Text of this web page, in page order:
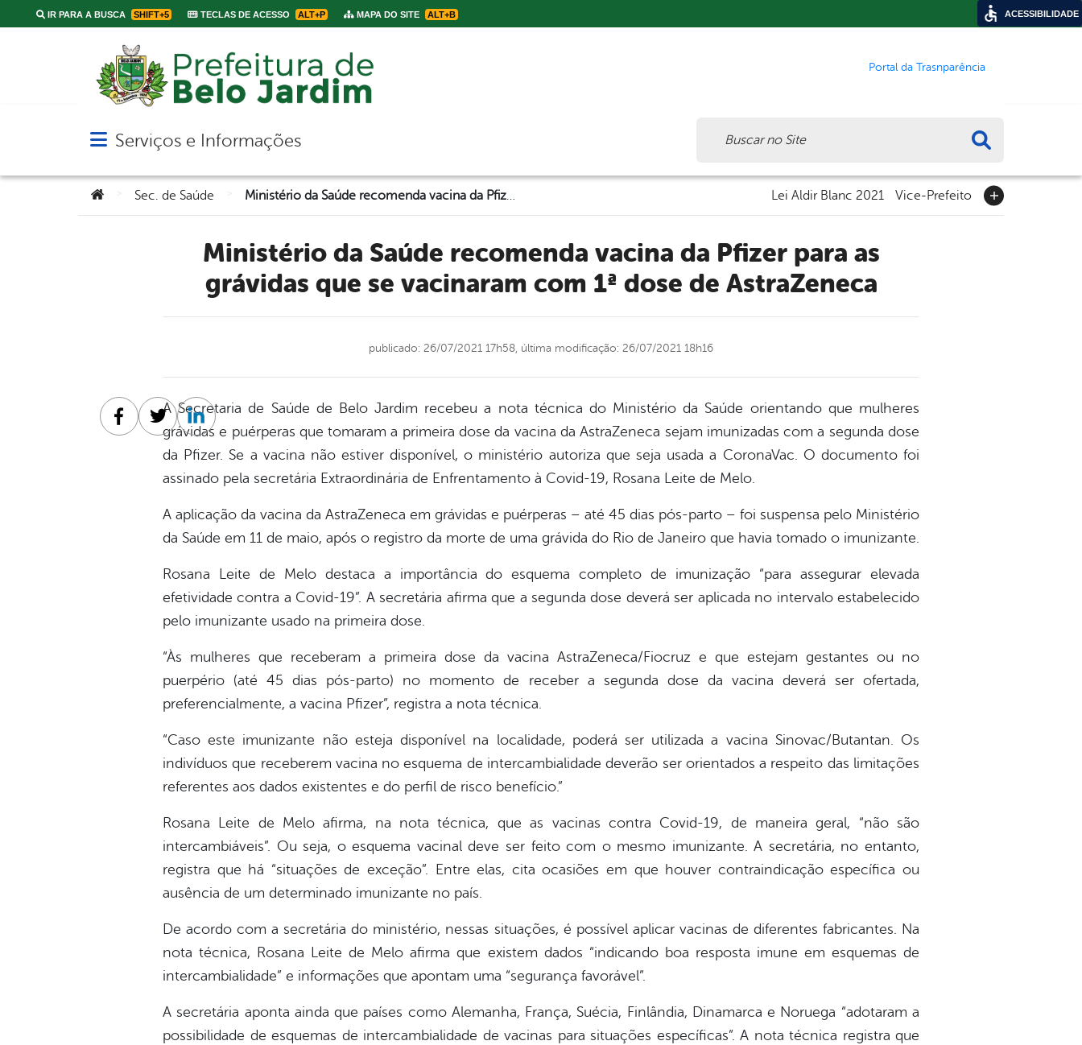
IR PARA A BUSCA SHIFT+5 TECLAS DE ACESSO ALT+P MAPA DO SITE ALT+B
Portal da Trasnparência
Abrir menu principal de navegação
Serviços e Informações
Você está aqui:Sec. de Saúde Lei Aldir Blanc 2021 Vice-Prefeito
Ministério da Saúde recomenda vacina da Pfizer para as
grávidas que se vacinaram com 1ª dose de AstraZeneca
publicado: 26/07/2021 17h58, última modificação: 26/07/2021 18h16
A Secretaria de Saúde de Belo Jardim recebeu a nota técnica do Ministério da Saúde orientando que mulheres
grávidas e puérperas que tomaram a primeira dose da vacina da AstraZeneca sejam imunizadas com a segunda dose
da Pfizer. Se a vacina não estiver disponível, o ministério autoriza que seja usada a CoronaVac. O documento foi
assinado pela secretária Extraordinária de Enfrentamento à Covid-19, Rosana Leite de Melo.
A aplicação da vacina da AstraZeneca em grávidas e puérperas – até 45 dias pós-parto – foi suspensa pelo Ministério
da Saúde em 11 de maio, após o registro da morte de uma grávida do Rio de Janeiro que havia tomado o imunizante.
Rosana Leite de Melo destaca a importância do esquema completo de imunização “para assegurar elevada
efetividade contra a Covid-19”. A secretária afirma que a segunda dose deverá ser aplicada no intervalo estabelecido
pelo imunizante usado na primeira dose.
“Às mulheres que receberam a primeira dose da vacina AstraZeneca/Fiocruz e que estejam gestantes ou no
puerpério (até 45 dias pós-parto) no momento de receber a segunda dose da vacina deverá ser ofertada,
preferencialmente, a vacina Pfizer”, registra a nota técnica.
“Caso este imunizante não esteja disponível na localidade, poderá ser utilizada a vacina Sinovac/Butantan. Os
indivíduos que receberem vacina no esquema de intercambialidade deverão ser orientados a respeito das limitações
referentes aos dados existentes e do perfil de risco benefício.”
Rosana Leite de Melo afirma, na nota técnica, que as vacinas contra Covid-19, de maneira geral, “não são
intercambiáveis”. Ou seja, o esquema vacinal deve ser feito com o mesmo imunizante. A secretária, no entanto,
registra que há “situações de exceção”. Entre elas, cita ocasiões em que houver contraindicação específica ou
ausência de um determinado imunizante no país.
De acordo com a secretária do ministério, nessas situações, é possível aplicar vacinas de diferentes fabricantes. Na
nota técnica, Rosana Leite de Melo afirma que existem dados “indicando boa resposta imune em esquemas de
intercambialidade” e informações que apontam uma “segurança favorável”.
A secretária aponta ainda que países como Alemanha, França, Suécia, Finlândia, Dinamarca e Noruega “adotaram a
possibilidade de esquemas de intercambialidade de vacinas para situações específicas”. A nota técnica registra que
Facebook
TwitterLinkedin
ACESSIBILIDADE